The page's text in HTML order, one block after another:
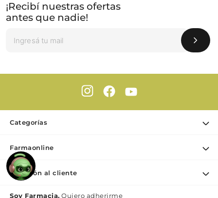
¡Recibí nuestras ofertas
antes que nadie!
Categorías
Cuidado Personal
Dermocosmética
Farmaonline
Nuestra empresa
Puntos de retiro
Atención al cliente
Contacto
Soy Farmacia. Quiero adherirme